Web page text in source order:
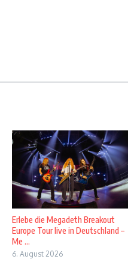
Erlebe die Megadeth Breakout
Europe Tour live in Deutschland –
Me ...
6. August 2026